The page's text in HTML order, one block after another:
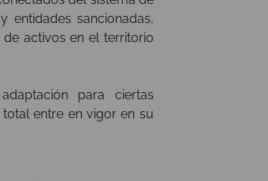
entidades sancionadas,
de activos en el territorio
para ciertas
entre en vigor en su